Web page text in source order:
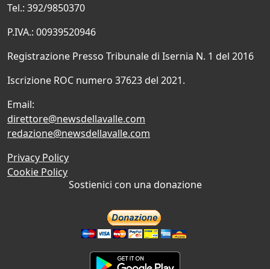
Tel.: 392/9850370
P.IVA.: 00939520946
Registrazione Presso Tribunale di Isernia N. 1 del 2016
Iscrizione ROC numero 37623 del 2021.
Email:
direttore@newsdellavalle.com
redazione@newsdellavalle.com
Privacy Policy
Cookie Policy
Sostienici con una donazione